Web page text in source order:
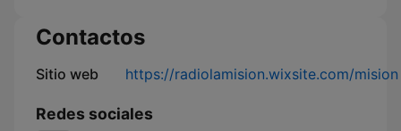
Contactos
Sitio web https://radiolamision.wixsite.com/mision
Redes sociales